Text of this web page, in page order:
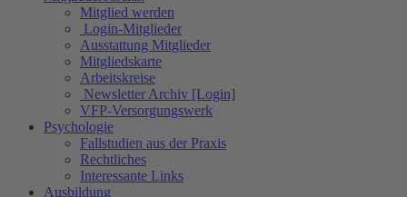
Mitglied werden
Login-Mitglieder
Ausstattung Mitglieder
Mitgliedskarte
Arbeitskreise
Newsletter Archiv [Login]
VFP-Versorgungswerk
Psychologie
Fallstudien aus der Praxis
Rechtliches
Interessante Links
Ausbildung